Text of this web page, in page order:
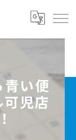
い便
児店